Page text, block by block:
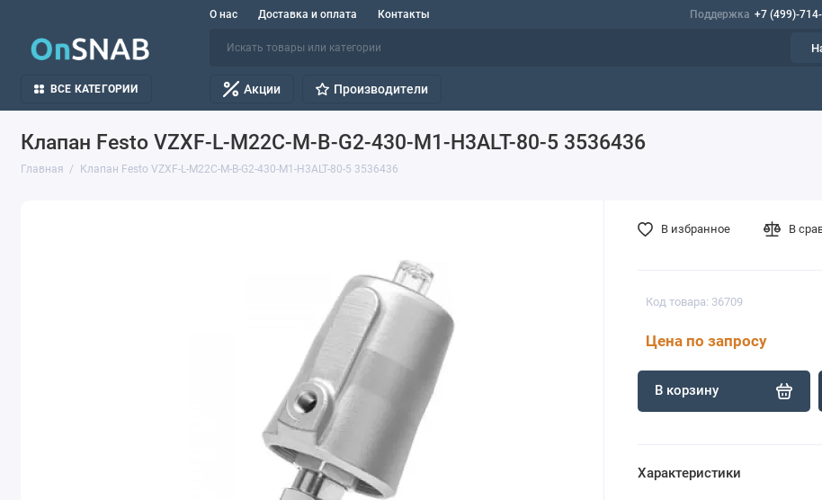
О нас Доставка и оплата Контакты Поддержка +7 (499)-
ВСЕ КАТЕГОРИИ Акции Производители
Клапан Festo VZXF-L-M22C-M-B-G2-430-M1-H3ALT-80-5 3536436
Главная Клапан Festo VZXF-L-M22C-M-B-G2-430-M1-H3ALT-80-5 3536436
Код товара: 36709
Цена по запросу
В корзину
В избранное В
Характеристики